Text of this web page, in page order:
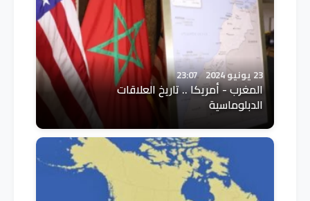
23 يونيو 2024 23:07
المغرب - أمريكا .. تاريخ العلاقات
الدبلوماسية